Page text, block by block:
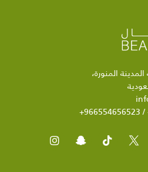
المنورة،